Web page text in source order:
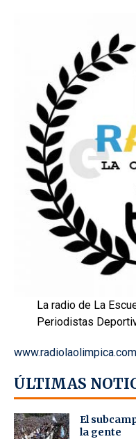
La radio de La
Periodistas
www.radiolaolimpica.com
ÚLTIMAS
El
la gente